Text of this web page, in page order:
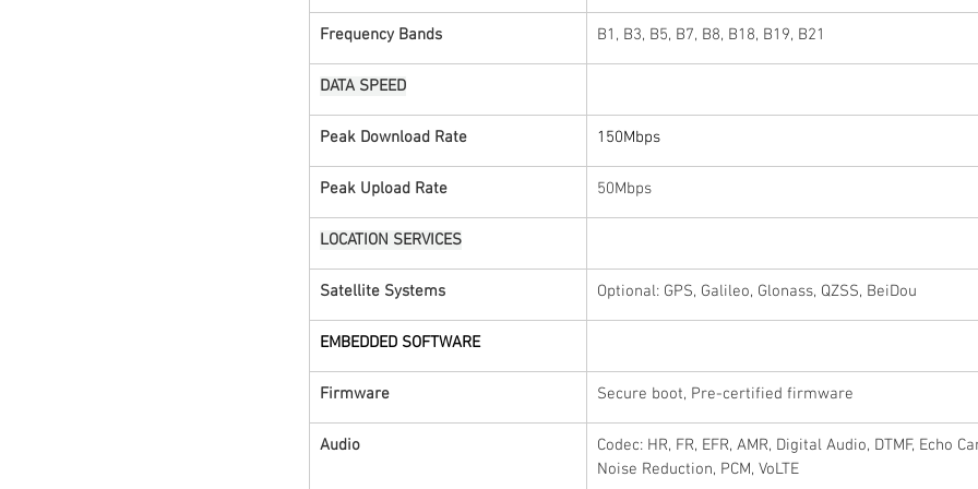
Frequency Bands B1, B3, B5, B7, B8, B18, B19, B21
DATA SPEED
Peak Download Rate 150Mbps
Peak Upload Rate 50Mbps
LOCATION SERVICES
Satellite Systems Optional: GPS, Galileo, Glonass, QZSS, BeiDou
EMBEDDED SOFTWARE
Firmware Secure boot, Pre-certified firmware
Audio
Codec: HR, FR, EFR, AMR, Digital Audio, DTMF, Echo
Noise Reduction, PCM, VoLTE